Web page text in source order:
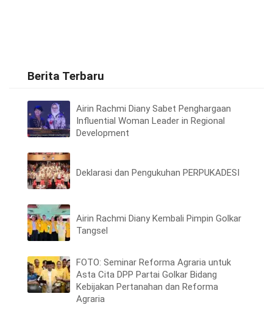
Berita Terbaru
Airin Rachmi Diany Sabet Penghargaan
Influential Woman Leader in Regional
Development
Deklarasi dan Pengukuhan PERPUKADESI
Airin Rachmi Diany Kembali Pimpin Golkar
Tangsel
FOTO: Seminar Reforma Agraria untuk
Asta Cita DPP Partai Golkar Bidang
Kebijakan Pertanahan dan Reforma
Agraria